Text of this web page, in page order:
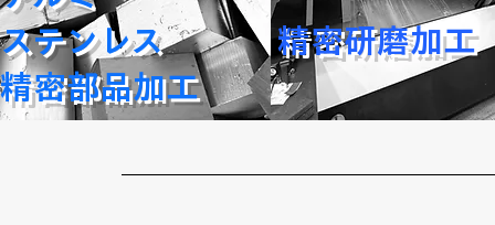
ステンレス
精密部品加工
​精密研磨加工